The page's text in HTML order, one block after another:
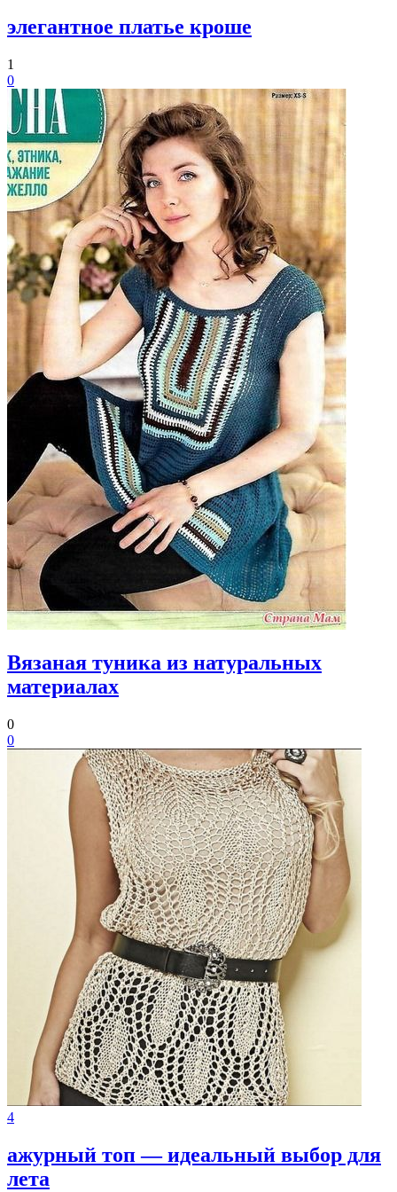
элегантное платье кроше
1
0
Вязаная туника из натуральных
материалах
0
0
4
ажурный топ — идеальный выбор для
лета